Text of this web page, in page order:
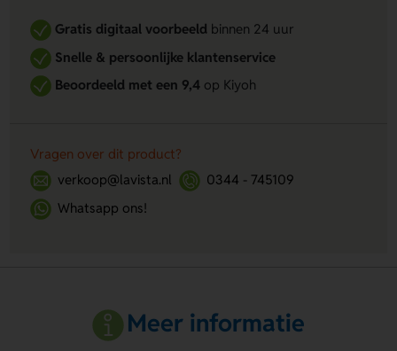
Gratis digitaal voorbeeldbinnen 24 uur
Snelle & persoonlijke klantenservice
Beoordeeld met een 9,4op Kiyoh
Vragen over dit product?
verkoop@lavista.nl
0344 - 745109
Whatsapp ons!
Meer informatie